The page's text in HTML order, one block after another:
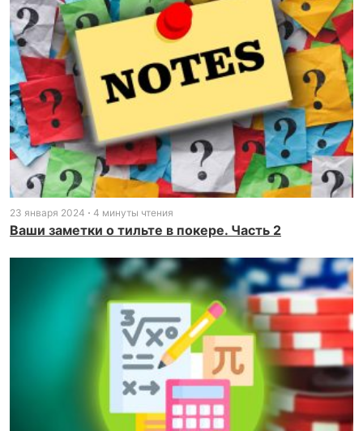
23 января 2024 4 минуты чтения
Ваши заметки о тильте в покере. Часть 2